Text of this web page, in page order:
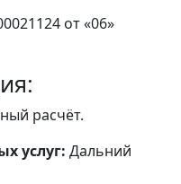
от «06»
расчёт.
услуг: Дальний